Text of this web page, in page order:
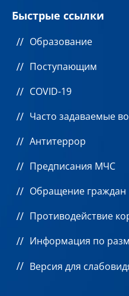
Быстрые ссылки
Образование
Поступающим
COVID-19
Часто задаваемые
Антитеррор
Предписания МЧС
Обращение граждан
Противодействие
Информация по
Версия для